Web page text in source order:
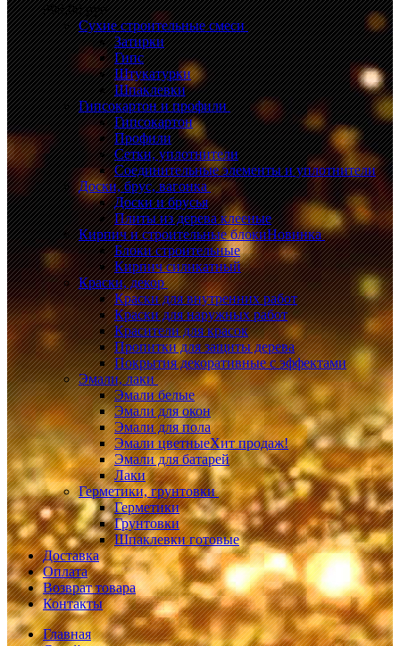
999,00 руб.
Сухие строительные смеси
Затирки
Гипс
Штукатурки
Шпаклевки
Гипсокартон и профили
Гипсокартон
Профили
Сетки, уплотнители
Соединительные элементы и уплотнители
Доски, брус, вагонка
Доски и брусья
Плиты из дерева клееные
Кирпич и строительные блокиНовинка
Блоки строительные
Кирпич силикатный
Краски, декор
Краски для внутренних работ
Краски для наружных работ
Красители для красок
Пропитки для защиты дерева
Покрытия декоративные с эффектами
Эмали, лаки
Эмали белые
Эмали для окон
Эмали для пола
Эмали цветныеХит продаж!
Эмали для батарей
Лаки
Герметики, грунтовки
Герметики
Грунтовки
Шпаклевки готовые
Доставка
Оплата
Возврат товара
Контакты
Главная